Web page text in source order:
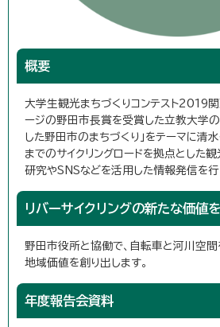
概要
大学生観光まちづくりコンテスト
ージの野田市長賞を受賞した立教大学の
した野田市のまちづくり」をテーマに清
までのサイクリングロードを拠点とした
研究やSNSなどを活用した情報発信を行
リバーサイクリングの新たな価値
野田市役所と協働で、自転車と河川空
地域価値を創り出します。
年度報告会資料